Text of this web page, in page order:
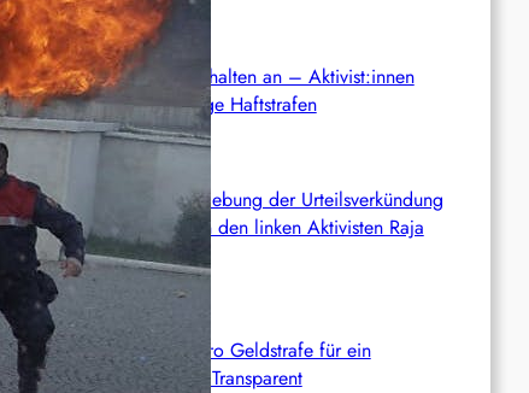
Anti-ICE-Proteste halten an – Aktivist:innen
drohen langjährige Haftstrafen
Palästina: Verschiebung der Urteilsverkündung
im Prozess gegen den linken Aktivisten Raja
Eghbarieh
Italien: 1.000 Euro Geldstrafe für ein
antifaschistisches Transparent